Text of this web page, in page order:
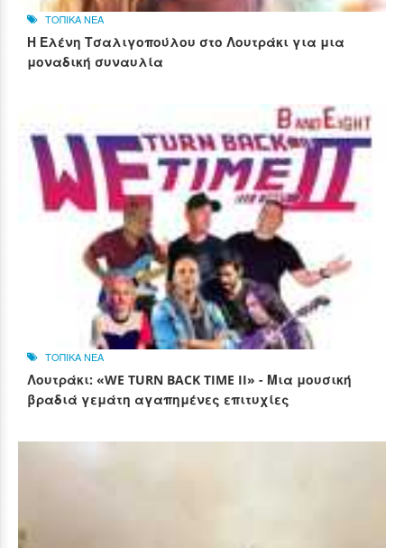
ΤΟΠΙΚΑ ΝΕΑ
Η Ελένη Τσαλιγοπούλου στο Λουτράκι για μια
μοναδική συναυλία
ΤΟΠΙΚΑ ΝΕΑ
Λουτράκι: «WE TURN BACK TIME II» - Μια μουσική
βραδιά γεμάτη αγαπημένες επιτυχίες